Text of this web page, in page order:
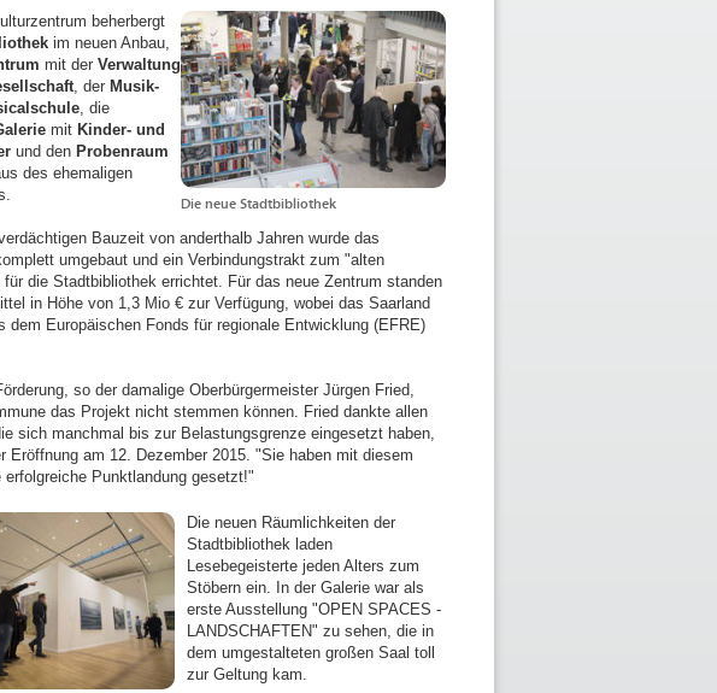
Die neue Stadtbibliothek
beherbergt
im neuen Anbau,
mit der Verwaltung
, der Musik-
, die
mit Kinder- und
und den Probenraum
des ehemaligen
Bauzeit von anderthalb Jahren wurde das
umgebaut und ein Verbindungstrakt zum "alten
die Stadtbibliothek errichtet. Für das neue Zentrum standen
in Höhe von 1,3 Mio € zur Verfügung, wobei das Saarland
dem Europäischen Fonds für regionale Entwicklung (EFRE)
so der damalige Oberbürgermeister Jürgen Fried,
das Projekt nicht stemmen können. Fried dankte allen
sich manchmal bis zur Belastungsgrenze eingesetzt haben,
Eröffnung am 12. Dezember 2015. "Sie haben mit diesem
erfolgreiche Punktlandung gesetzt!"
Die neuen Räumlichkeiten der
Stadtbibliothek laden
Lesebegeisterte jeden Alters zum
Stöbern ein. In der Galerie war als
erste Ausstellung "OPEN SPACES -
LANDSCHAFTEN" zu sehen, die in
dem umgestalteten großen Saal toll
zur Geltung kam.